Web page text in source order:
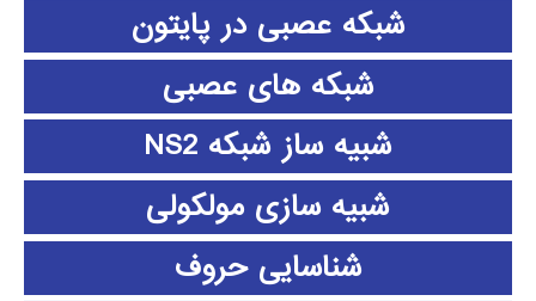
شبکه عصبی در پایتون
شبکه های عصبی
شبیه ساز شبکه NS2
شبیه سازی مولکولی
شناسایی حروف